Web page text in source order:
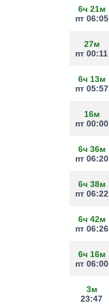
6ч 21м
пт 06:05
27м
пт 00:11
6ч 13м
пт 05:57
16м
пт 00:00
6ч 36м
пт 06:20
6ч 38м
пт 06:22
6ч 42м
пт 06:26
6ч 16м
пт 06:00
3м
23:47